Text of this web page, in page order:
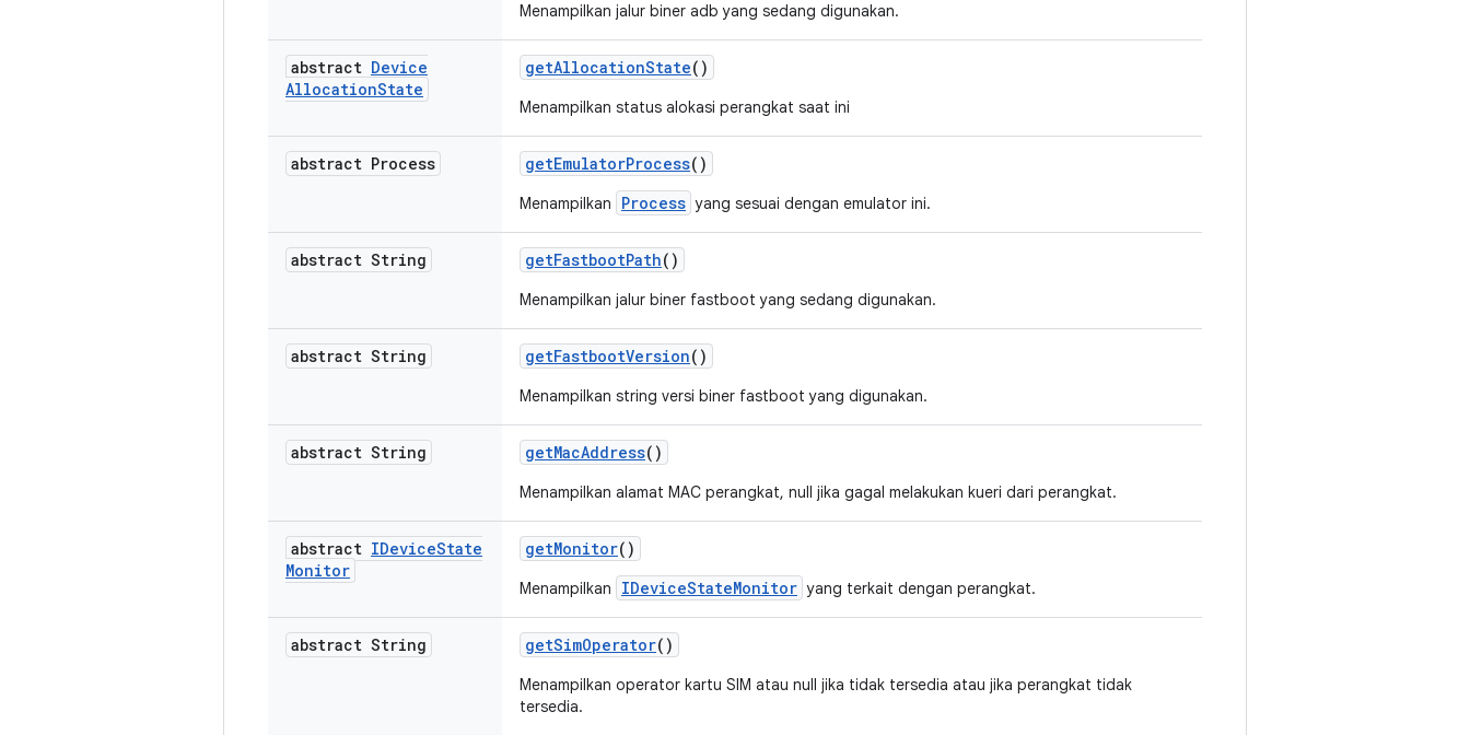
Menampilkan jalur biner adb yang sedang digunakan.
abstract Device
AllocationState
getAllocationState()
Menampilkan status alokasi perangkat saat ini
abstract Process getEmulatorProcess()
Menampilkan Process yang sesuai dengan emulator ini.
abstract String getFastbootPath()
Menampilkan jalur biner fastboot yang sedang digunakan.
abstract String getFastbootVersion()
Menampilkan string versi biner fastboot yang digunakan.
abstract String getMacAddress()
Menampilkan alamat MAC perangkat, null jika gagal melakukan kueri dari perangkat.
abstract IDeviceState
Monitor
getMonitor()
Menampilkan IDeviceStateMonitor yang terkait dengan perangkat.
abstract String getSimOperator()
Menampilkan operator kartu SIM atau null jika tidak tersedia atau jika perangkat tidak
tersedia.